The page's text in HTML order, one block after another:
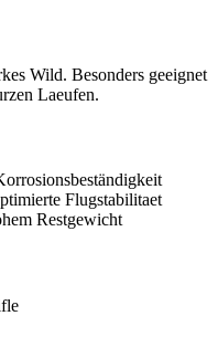
Wild. Besonders geeignet
Laeufen.
Flugstabilitaet
Restgewicht